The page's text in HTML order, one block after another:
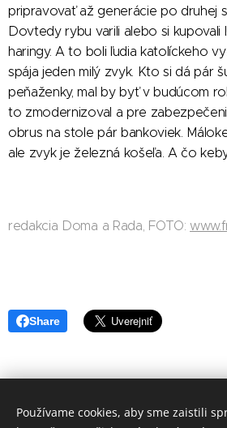
pripravovať až generácie po druhej
Dovtedy rybu varili alebo si kupovali
haringy. A to boli ľudia katolíckeho
spája jeden milý zvyk. Kto si dá pár
peňaženky, mal by byť v budúcom
to zmodernizoval a pre
obrus na stole pár bankoviek.
ale zvyk je železná košeľa. A čo
redakcia Doma a Rada, FOTO:
Share
redakcia Doma a
Používame cookies, aby sme zaistili